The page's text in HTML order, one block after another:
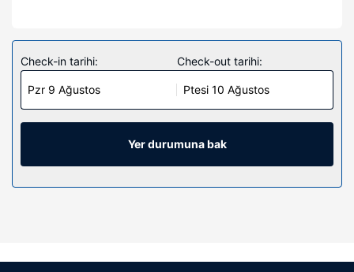
Misafirlerimizin konforu ve rahatı için 45 klimalı oda
buzdolabı ve LCD televizyon bulunmaktadır. Misafirlerimize
ücretsiz kablosuz internet sunulmaktadır. Misafirlerimizin iyi
vakit geçirebilmesi için kablolu TV kanalları vardır. Özel
banyo, duş kabini, ücretsiz banyo/kozmetik ürünleri ve saç
kurutma makinesi vardır. Misafirlerimize ücretsiz şişe su
gibi imkânlar ve kolaylıklar sunulmaktadır. Ayrıca günlük
Otelin güzelliği
için ayrıca ortak alanda televizyon ve resepsiyon salonu
Check-in tarihi:
Pzr 9 Ağustos
Check-out tarihi:
Ptesi 10 Ağustos
Yer durumuna bak